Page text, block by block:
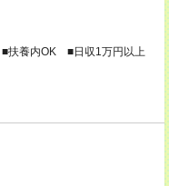
扶養内OK ■日収1万円以上